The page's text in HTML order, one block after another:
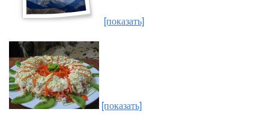
[показать]
[показать]